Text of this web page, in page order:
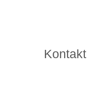
Kontakt